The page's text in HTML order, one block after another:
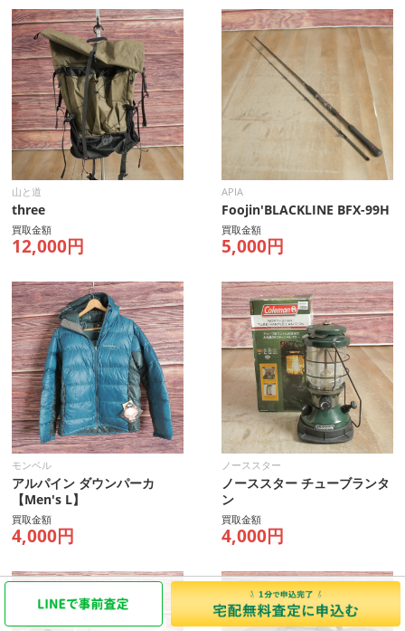
山と道
three
買取金額
12,000円
APIA
Foojin'BLACKLINE BFX-99H
買取金額
5,000円
モンベル
アルパイン ダウンパーカ
【Men's L】
買取金額
4,000円
ノーススター
ノーススター チューブランタ
ン
買取金額
4,000円